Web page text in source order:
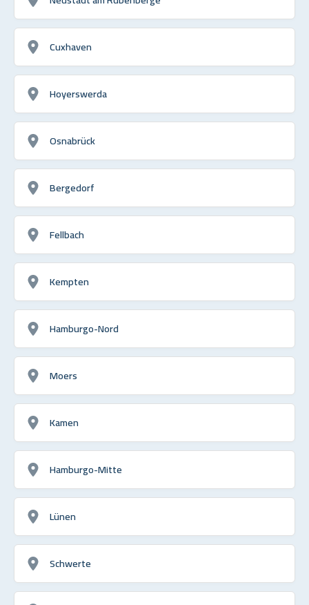
Cuxhaven
Hoyerswerda
Osnabrück
Bergedorf
Fellbach
Kempten
Hamburgo-Nord
Moers
Kamen
Hamburgo-Mitte
Lünen
Schwerte